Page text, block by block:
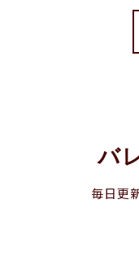
バ
毎日更